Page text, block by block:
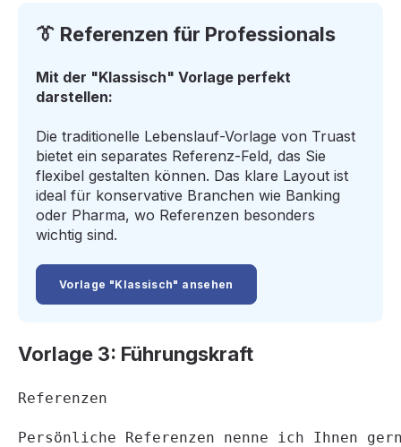
👔 Referenzen für Professionals
Mit der "Klassisch" Vorlage perfekt
darstellen:
Die traditionelle Lebenslauf-Vorlage von Truast
bietet ein separates Referenz-Feld, das Sie
flexibel gestalten können. Das klare Layout ist
ideal für konservative Branchen wie Banking
oder Pharma, wo Referenzen besonders
wichtig sind.
Vorlage "Klassisch" ansehen
Vorlage 3: Führungskraft
Referenzen
Persönliche Referenzen nenne ich Ihnen